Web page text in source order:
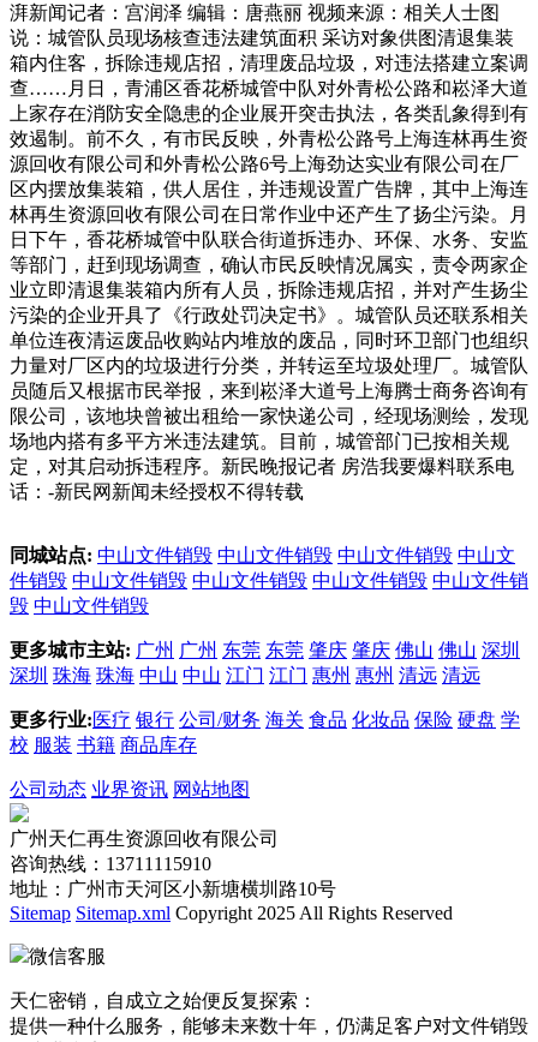
湃新闻记者：宫润泽 编辑：唐燕丽 视频来源：相关人士图
说：城管队员现场核查违法建筑面积 采访对象供图清退集装
箱内住客，拆除违规店招，清理废品垃圾，对违法搭建立案调
查……月日，青浦区香花桥城管中队对外青松公路和崧泽大道
上家存在消防安全隐患的企业展开突击执法，各类乱象得到有
效遏制。前不久，有市民反映，外青松公路号上海连林再生资
源回收有限公司和外青松公路6号上海劲达实业有限公司在厂
区内摆放集装箱，供人居住，并违规设置广告牌，其中上海连
林再生资源回收有限公司在日常作业中还产生了扬尘污染。月
日下午，香花桥城管中队联合街道拆违办、环保、水务、安监
等部门，赶到现场调查，确认市民反映情况属实，责令两家企
业立即清退集装箱内所有人员，拆除违规店招，并对产生扬尘
污染的企业开具了《行政处罚决定书》。城管队员还联系相关
单位连夜清运废品收购站内堆放的废品，同时环卫部门也组织
力量对厂区内的垃圾进行分类，并转运至垃圾处理厂。城管队
员随后又根据市民举报，来到崧泽大道号上海腾士商务咨询有
限公司，该地块曾被出租给一家快递公司，经现场测绘，发现
场地内搭有多平方米违法建筑。目前，城管部门已按相关规
定，对其启动拆违程序。新民晚报记者 房浩我要爆料联系电
话：-新民网新闻未经授权不得转载
同城站点: 中山文件销毁 中山文件销毁 中山文件销毁 中山文
件销毁 中山文件销毁 中山文件销毁 中山文件销毁 中山文件销
毁 中山文件销毁
更多城市主站: 广州 广州 东莞 东莞 肇庆 肇庆 佛山 佛山 深圳
深圳 珠海 珠海 中山 中山 江门 江门 惠州 惠州 清远 清远
更多行业:医疗 银行 公司/财务 海关 食品 化妆品 保险 硬盘 学
校 服装 书籍 商品库存
公司动态 业界资讯 网站地图
广州天仁再生资源回收有限公司
咨询热线：13711115910
地址：广州市天河区小新塘横圳路10号
Sitemap Sitemap.xml Copyright 2025 All Rights Reserved
微信客服
天仁密销，自成立之始便反复探索：
提供一种什么服务，能够未来数十年，仍满足客户对文件销毁